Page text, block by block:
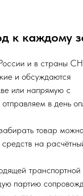
к каждому
и в страны
и обсуждаются
или напрямую с
в день
товар
на
транспортной
партию